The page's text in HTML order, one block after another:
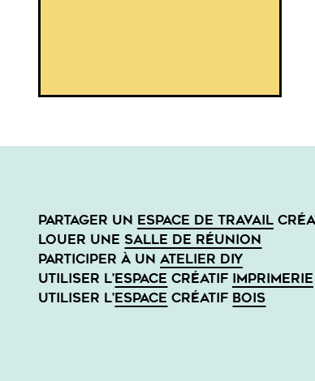
PARTAGER UN ESPACE DE TRAVAIL
LOUER UNE SALLE DE RÉUNION
PARTICIPER À UN ATELIER DIY
UTILISER L’ESPACE CRÉATIF IMPRIMERIE
UTILISER L’ESPACE CRÉATIF BOIS